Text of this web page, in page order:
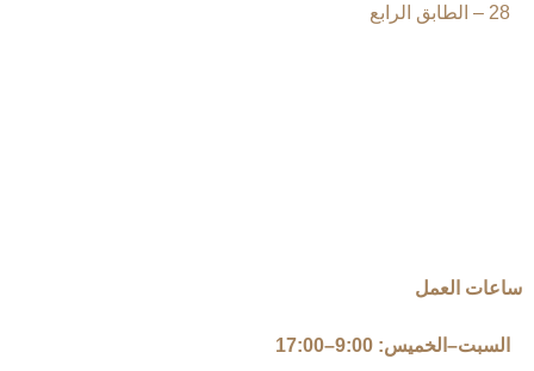
28 – الطابق الرابع
ساعات العمل
السبت–الخميس: 9:00–17:00